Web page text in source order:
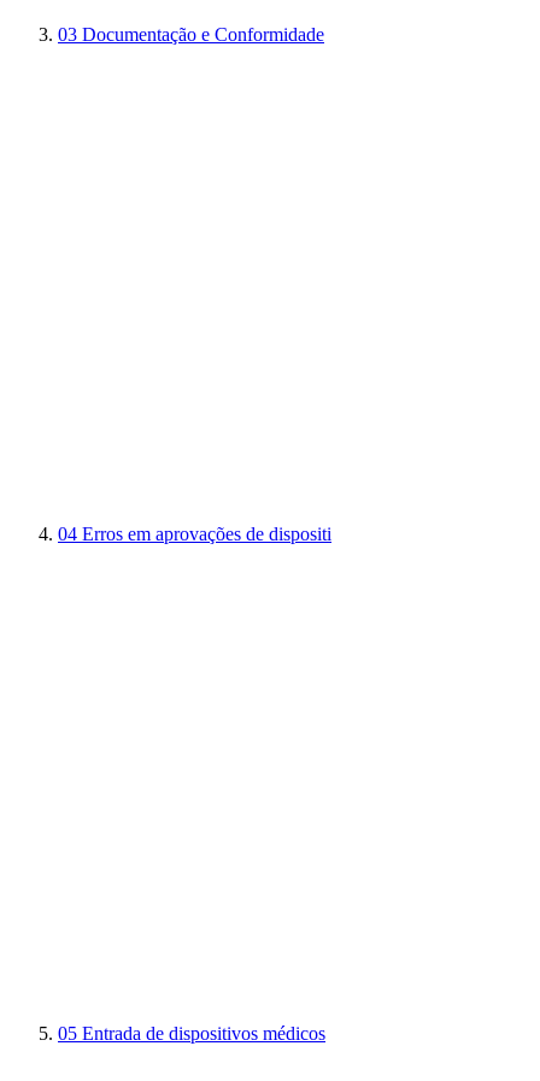
03 Documentação e Conformidade
04 Erros em aprovações de dispositi
05 Entrada de dispositivos médicos